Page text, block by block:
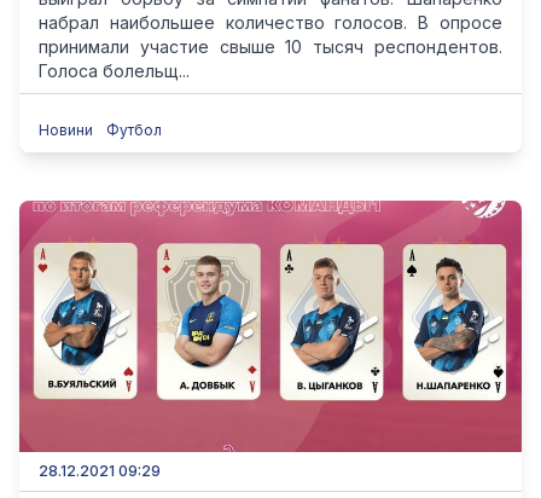
набрал наибольшее количество голосов. В опросе
принимали участие свыше 10 тысяч респондентов.
Голоса болельщ...
Новини Футбол
28.12.2021 09:29